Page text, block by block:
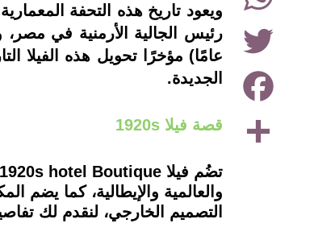
Share
Facebook
Twitter
عامًا) مؤخرًا تحويل هذه الفيلا
الجديدة.
قصة فيلا 1920s
التصميم الخارجي، لنقدم لك